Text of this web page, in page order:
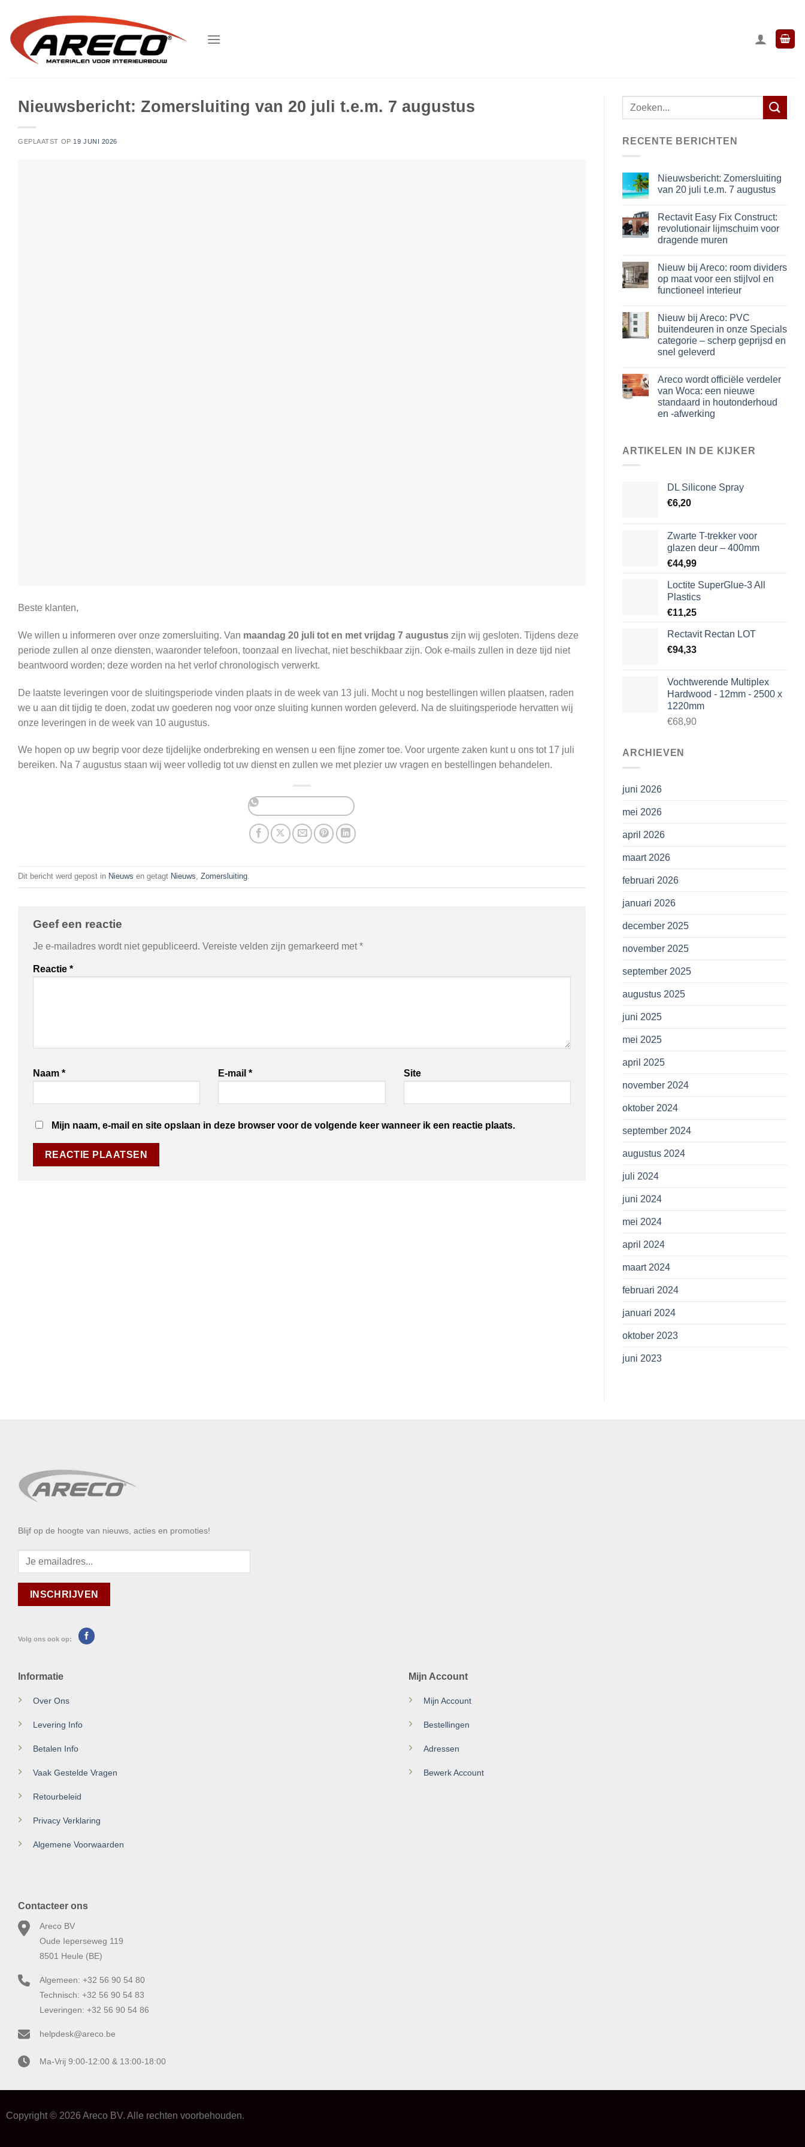
inhoud
Nieuwsbericht: Zomersluiting van 20 juli t.e.m. 7 augustus
GEPLAATST OP 19 JUNI 2026
Beste klanten,
We willen u informeren over onze zomersluiting. Van maandag 20 juli tot en met vrijdag 7 augustus zijn wij gesloten. Tijdens deze
periode zullen al onze diensten, waaronder telefoon, toonzaal en livechat, niet beschikbaar zijn. Ook e-mails zullen in deze tijd niet
beantwoord worden; deze worden na het verlof chronologisch verwerkt.
De laatste leveringen voor de sluitingsperiode vinden plaats in de week van 13 juli. Mocht u nog bestellingen willen plaatsen, raden
we u aan dit tijdig te doen, zodat uw goederen nog voor onze sluiting kunnen worden geleverd. Na de sluitingsperiode hervatten wij
onze leveringen in de week van 10 augustus.
We hopen op uw begrip voor deze tijdelijke onderbreking en wensen u een fijne zomer toe. Voor urgente zaken kunt u ons tot 17 juli
bereiken. Na 7 augustus staan wij weer volledig tot uw dienst en zullen we met plezier uw vragen en bestellingen behandelen.
Dit bericht werd gepost in Nieuws en getagt Nieuws Zomersluiting
Geef een reactie
Je e-mailadres wordt niet gepubliceerd. Vereiste velden zijn gemarkeerd met*
Reactie *
Naam * E-mail* Site
Mijn naam, e-mail en site opslaan in deze browser voor de volgende keer wanneer ik een reactie plaats.
Zoeken
naar:
RECENTE BERICHTEN
Nieuwsbericht: Zomersluiting
van 20 juli t.e.m. 7 augustus
Rectavit Easy Fix Construct:
revolutionair lijmschuim voor
dragende muren
Nieuw bij Areco: room dividers
op maat voor een stijlvol en
functioneel interieur
Nieuw bij Areco: PVC
buitendeuren in onze Specials
categorie – scherp geprijsd en
snel geleverd
Areco wordt officiële verdeler
van Woca: een nieuwe
standaard in houtonderhoud
en -afwerking
ARTIKELEN IN DE KIJKER
DL Silicone Spray
€6,20
Zwarte T-trekker voor
glazen deur – 400mm
€44,99
Loctite SuperGlue-3 All
Plastics
€11,25
Rectavit Rectan LOT
€94,33
Vochtwerende Multiplex
Hardwood - 12mm - 2500 x
1220mm
€68,90
ARCHIEVEN
juni 2026
mei 2026
april 2026
maart 2026
februari 2026
januari 2026
december 2025
november 2025
september 2025
augustus 2025
juni 2025
mei 2025
april 2025
november 2024
oktober 2024
september 2024
augustus 2024
juli 2024
juni 2024
mei 2024
april 2024
maart 2024
februari 2024
januari 2024
oktober 2023
juni 2023
Blijf op de hoogte van nieuws, acties en promoties!
Volg ons ook op:
Informatie
Over Ons
Levering Info
Betalen Info
Vaak Gestelde Vragen
Retourbeleid
Privacy Verklaring
Algemene Voorwaarden
Mijn Account
Mijn Account
Bestellingen
Adressen
Bewerk Account
Contacteer ons
Areco BV
Oude Ieperseweg 119
8501 Heule (BE)
Algemeen: +32 56 90 54 80
Technisch: +32 56 90 54 83
Leveringen: +32 56 90 54 86
helpdesk@areco.be
Ma-Vrij 9:00-12:00 & 13:00-18:00
Copyright © 2026 Areco BV. Alle rechten voorbehouden.